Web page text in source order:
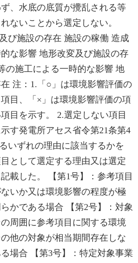
、水底の底質が攪乱される等
ないことから選定しない。
び施設の存在 施設の稼働 造成
な影響 地形改変及び施設の存
の施工による一時的な影響 地
注：1.「○」は環境影響評価の
目、「×」は環境影響評価の項
目を示す。 2.選定しない項目
す発電所アセス省令第21条第4
いずれの理由に該当するかを
目として選定する理由又は選定
載した。 【第1号】：参考項目
いか又は環境影響の程度が極
かである場合 【第2号】：対象
周囲に参考項目に関する環境
他の対象が相当期間存在しな
場合 【第3号】：特定対象事業